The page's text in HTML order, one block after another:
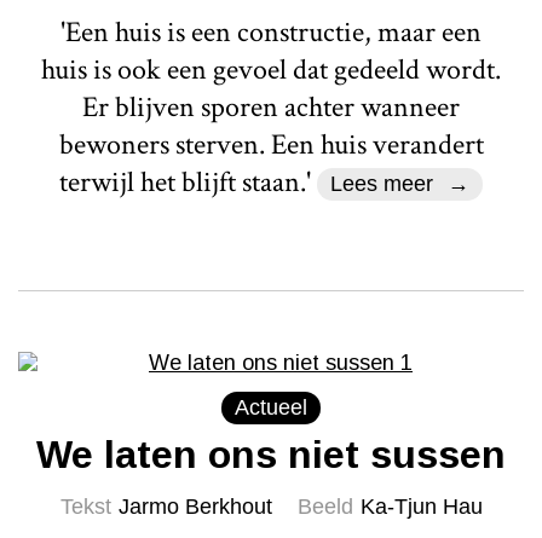
'Een huis is een constructie, maar een
huis is ook een gevoel dat gedeeld wordt.
Er blijven sporen achter wanneer
bewoners sterven. Een huis verandert
terwijl het blijft staan.'
Lees meer
Actueel
We laten ons niet sussen
Tekst Jarmo Berkhout Beeld Ka-Tjun Hau